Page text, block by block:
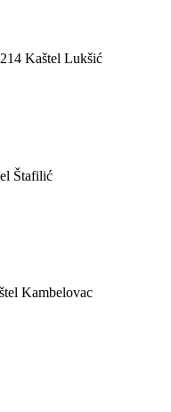
Kaštel Lukšić
Štafilić
Kambelovac